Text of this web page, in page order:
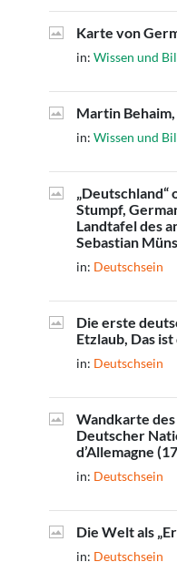
Karte von
in: Wissen und
Martin Behaim,
in: Wissen und
„Deutschland“
Stumpf,
Landtafel des
Sebastian
in: Deutschsein
Die erste
Etzlaub, Das
in: Deutschsein
Wandkarte des
Deutscher
d’Allemagne
in: Deutschsein
Die Welt als
in: Deutschsein